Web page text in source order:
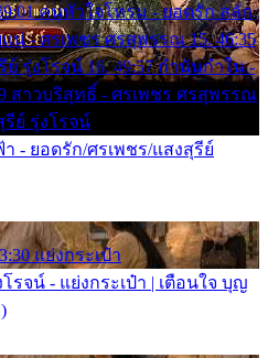
คนหัวใจโทรม - ยอดรัก สลัก
แน่ - ศรเพชร ศรสุพรรณ 15. 46:35
รุ่งโรจน์ 16. 49:57 กำนันกำใน -
สาวบริสุทธิ์ - ศรเพชร ศรสุพรรณ
รีย์ รุ่งโรจน์
- ยอดรัก/ศรเพชร/แสงสุรีย์
แย่งกระเป๋า
รจน์ - แย่งกระเป๋า | เตือนใจ บุญ